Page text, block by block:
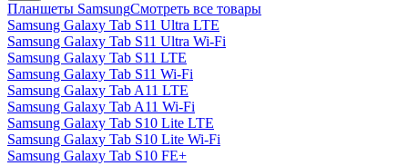
Планшеты SamsungСмотреть все товары
Samsung Galaxy Tab S11 Ultra LTE
Samsung Galaxy Tab S11 Ultra Wi-Fi
Samsung Galaxy Tab S11 LTE
Samsung Galaxy Tab S11 Wi-Fi
Samsung Galaxy Tab A11 LTE
Samsung Galaxy Tab A11 Wi-Fi
Samsung Galaxy Tab S10 Lite LTE
Samsung Galaxy Tab S10 Lite Wi-Fi
Samsung Galaxy Tab S10 FE+